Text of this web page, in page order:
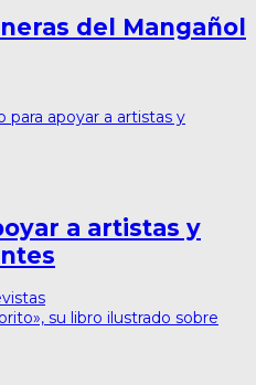
del Mangañol
a artistas y